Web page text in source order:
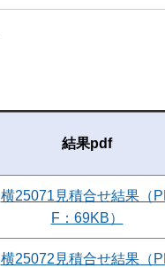
結果pdf
横25071見積合せ結果（
F：69KB）
横25072見積合せ結果（